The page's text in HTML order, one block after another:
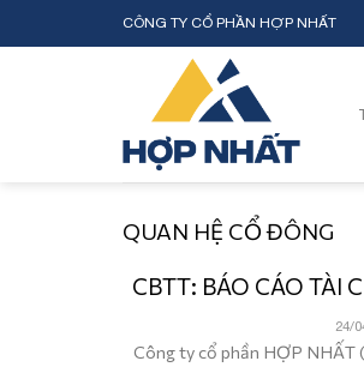
to
CÔNG TY CỔ PHẦN HỢP NHẤT
QUAN HỆ CỔ ĐÔNG
CBTT: BÁO CÁO TÀI
24/
Công ty cổ phần HỢP